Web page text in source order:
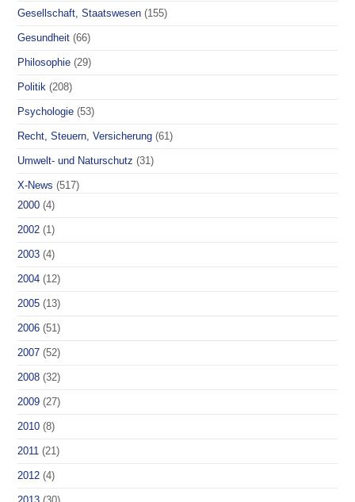
Gesellschaft, Staatswesen (155)
Gesundheit (66)
Philosophie (29)
Politik (208)
Psychologie (53)
Recht, Steuern, Versicherung (61)
Umwelt- und Naturschutz (31)
X-News (517)
2000 (4)
2002 (1)
2003 (4)
2004 (12)
2005 (13)
2006 (51)
2007 (52)
2008 (32)
2009 (27)
2010 (8)
2011 (21)
2012 (4)